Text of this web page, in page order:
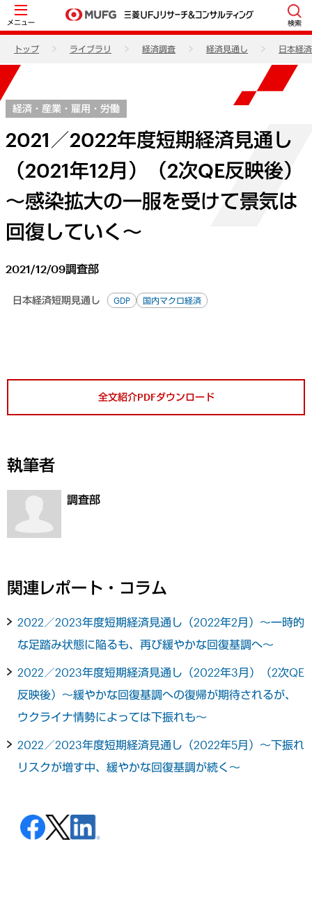
メニュー 検索
トップ ライブラリ 経済調査 経済見通し 日本経
経済・産業・雇用・労働
2021／2022年度短期経済見通し
（2021年12月）（2次QE反映後）
～感染拡大の一服を受けて景気は
回復していく～
2021/12/09調査部
日本経済短期見通し GDP 国内マクロ経済
全文紹介PDFダウンロード
執筆者
調査部
関連レポート・コラム
2022／2023年度短期経済見通し（2022年2月）～一時的
な足踏み状態に陥るも、再び緩やかな回復基調へ～
2022／2023年度短期経済見通し（2022年3月）（2次QE
反映後）～緩やかな回復基調への復帰が期待されるが、
ウクライナ情勢によっては下振れも～
2022／2023年度短期経済見通し（2022年5月）～下振れ
リスクが増す中、緩やかな回復基調が続く～